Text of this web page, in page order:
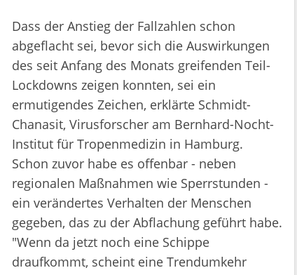
Dass der Anstieg der Fallzahlen schon
abgeflacht sei, bevor sich die Auswirkungen
des seit Anfang des Monats greifenden Teil-
Lockdowns zeigen konnten, sei ein
ermutigendes Zeichen, erklärte Schmidt-
Chanasit, Virusforscher am Bernhard-Nocht-
Institut für Tropenmedizin in Hamburg.
Schon zuvor habe es offenbar - neben
regionalen Maßnahmen wie Sperrstunden -
ein verändertes Verhalten der Menschen
gegeben, das zu der Abflachung geführt habe.
"Wenn da jetzt noch eine Schippe
draufkommt, scheint eine Trendumkehr